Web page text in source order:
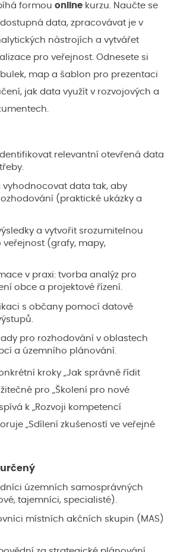
formou online kurzu. Naučte se
data, zpracovávat je v
nástrojích a vytvářet
pro veřejnost. Odnesete si
map a šablon pro prezentaci
jak data využít v rozvojových a
relevantní otevřená data
vyhodnocovat data tak, aby
(praktické ukázky a
a vytvořit srozumitelnou
veřejnost (grafy, mapy,
v praxi: tvorba analýz pro
obce a projektové řízení.
s občany pomocí datově
pro rozhodování v oblastech
a územního plánování.
kroky „Jak správně řídit
pro „Školení pro nové
k „Rozvoji kompetencí
„Sdílení zkušeností ve veřejné
určený
územních samosprávných
tajemníci, specialisté).
místních akčních skupin (MAS)